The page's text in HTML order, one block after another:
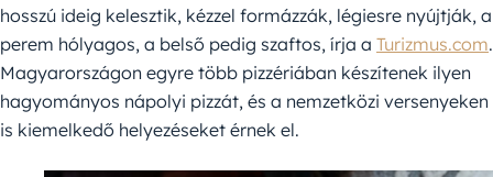
hosszú ideig kelesztik, kézzel formázzák, légiesre nyújtják, a
perem hólyagos, a belső pedig szaftos, írja a Turizmus.com.
Magyarországon egyre több pizzériában készítenek ilyen
hagyományos nápolyi pizzát, és a nemzetközi versenyeken
is kiemelkedő helyezéseket érnek el.